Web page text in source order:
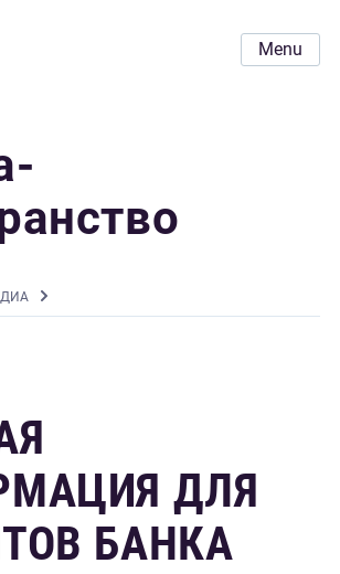
Menu
ДЛЯ
БАНКА